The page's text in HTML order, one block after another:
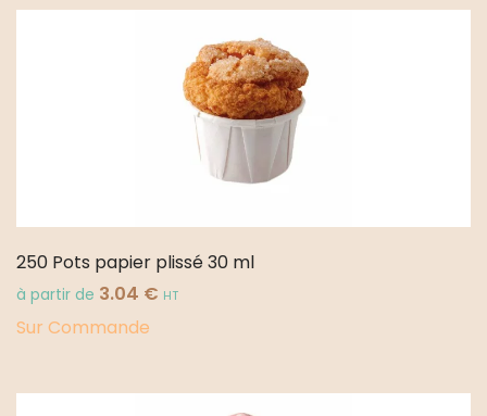
250 Pots papier plissé 30 ml
à partir de 3.04 € HT
Sur Commande